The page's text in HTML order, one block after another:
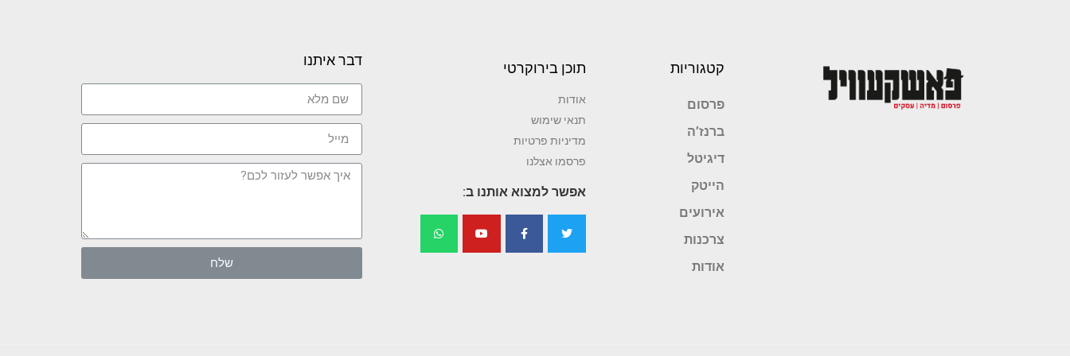
קטגוריות
פרסום
ברנז’ה
דיגיטל
הייטק
אירועים
צרכנות
אודות
תוכן בירוקרטי
אודות
תנאי שימוש
מדיניות פרטיות
פרסמו אצלנו
אפשר למצוא אותנו ב:
דבר איתנו
שלח